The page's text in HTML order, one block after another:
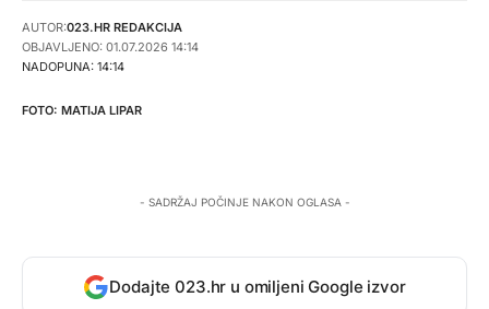
NADOPUNA: 14:14
AUTOR:023.HR REDAKCIJA
OBJAVLJENO: 01.07.2026 14:14
MATIJA LIPAR
- SADRŽAJ POČINJE NAKON OGLASA -
Dodajte 023.hr u omiljeni Google izvor